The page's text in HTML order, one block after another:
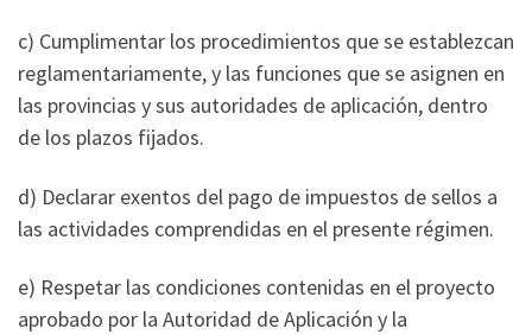
c) Cumplimentar los procedimientos que se establezcan
reglamentariamente, y las funciones que se asignen en
las provincias y sus autoridades de aplicación, dentro
de los plazos fijados.
d) Declarar exentos del pago de impuestos de sellos a
las actividades comprendidas en el presente régimen.
e) Respetar las condiciones contenidas en el proyecto
aprobado por la Autoridad de Aplicación y la